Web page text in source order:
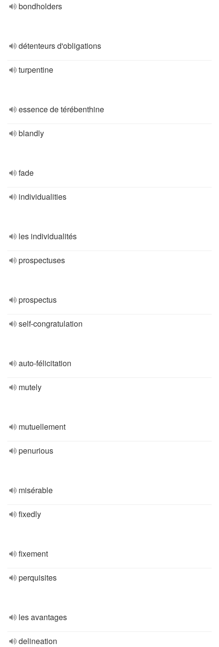
bondholders
détenteurs d'obligations
turpentine
essence de térébenthine
blandly
fade
individualities
les individualités
prospectuses
prospectus
self-congratulation
auto-félicitation
mutely
mutuellement
penurious
misérable
fixedly
fixement
perquisites
les avantages
delineation